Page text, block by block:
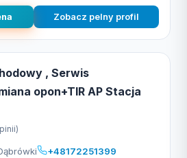
Zobacz pelny profil
, Serwis
opon+TIR AP Stacja
+48172251399